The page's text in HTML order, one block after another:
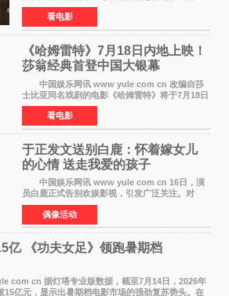
迷》今日正式官宣定档，将于7月24日登陆内地各
大院线。这部被业内专家誉为新世代爆款恐怖电
影的作品，将为
看电影
《哈姆雷特》7月18日内地上映！
莎翁经典首登中国大银幕
中国娱乐网讯 www yule com cn 改编自莎
士比亚同名戏剧的电影《哈姆雷特》将于7月18日
在中国内地上映。这部跨越四百年的文学经典被
搬上大银幕，为观众带来一场视觉与听觉的双重
盛宴。 《
看电影
于正发文送别白鹿：怀着嫁女儿
的心情 送走我爱的孩子
中国娱乐网讯 www yule com cn 16日，演
员白鹿正式告别欢娱影视，引发广泛关注。对
此，欢娱影视创始人于正在社交平台发文回应，
字里行间流露不舍与祝福。 于正透露，以前
每次有演员到期不
偶像活动
亿 《功夫女足》领跑暑期档
cn 据灯塔专业版数据，截至7月14日，2026年
15亿元，显示出暑期档电影市场的强劲复苏势头。在